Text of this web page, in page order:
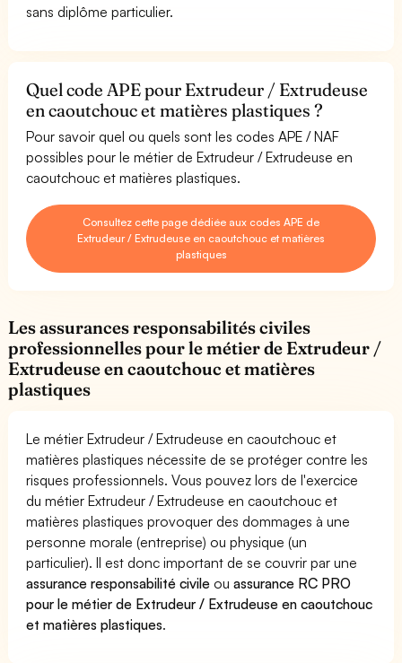
sans diplôme particulier.
Quel code APE pour Extrudeur / Extrudeuse
en caoutchouc et matières plastiques ?
Pour savoir quel ou quels sont les codes APE / NAF
possibles pour le métier de Extrudeur / Extrudeuse en
caoutchouc et matières plastiques.
Consultez cette page dédiée aux codes APE de
Extrudeur / Extrudeuse en caoutchouc et matières
plastiques
Les assurances responsabilités civiles
professionnelles pour le métier de Extrudeur /
Extrudeuse en caoutchouc et matières
plastiques
Le métier Extrudeur / Extrudeuse en caoutchouc et
matières plastiques nécessite de se protéger contre les
risques professionnels. Vous pouvez lors de l'exercice
du métier Extrudeur / Extrudeuse en caoutchouc et
matières plastiques provoquer des dommages à une
personne morale (entreprise) ou physique (un
particulier). Il est donc important de se couvrir par une
assurance responsabilité civile ouassurance RC PRO
pour le métier de Extrudeur / Extrudeuse en caoutchouc
et matières plastiques.